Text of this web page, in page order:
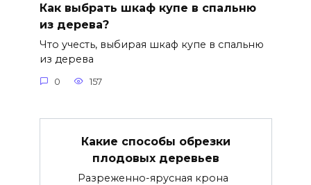
Как выбрать шкаф купе в спальню
из дерева?
Что учесть, выбирая шкаф купе в спальню
из дерева
0 157
Какие способы обрезки
плодовых деревьев
Разреженно-ярусная крона